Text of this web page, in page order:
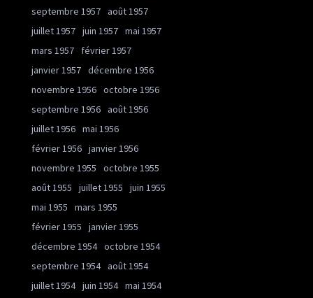
septembre 1957 août 1957
juillet 1957 juin 1957 mai 1957
mars 1957
février 1957
janvier 1957 décembre 1956
novembre 1956 octobre 1956
septembre 1956 août 1956
juillet 1956 mai 1956
février 1956 janvier 1956
novembre 1955
octobre 1955
août 1955
juillet 1955
juin 1955
mai 1955
mars 1955
février 1955
janvier 1955
décembre 1954 octobre 1954
septembre 1954 août 1954
juillet 1954 juin 1954 mai 1954